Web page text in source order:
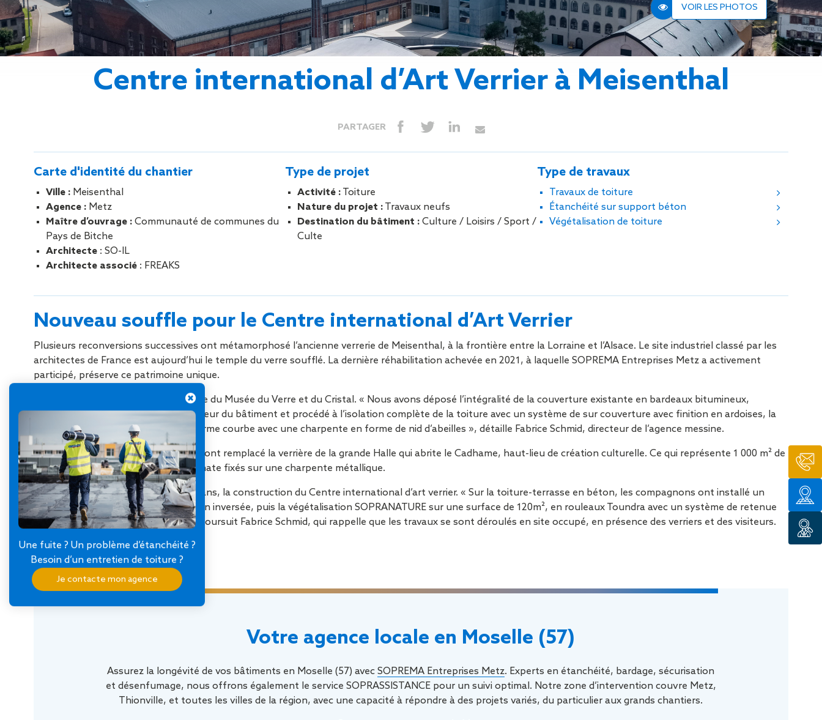
Pluviales (GEP)
Hygrométrie
Rafraichissement
adiabatique
Réfection
d’étanchéité
amiante/Désamiantage
Ventilation naturelle
Thermique par
l’Extérieur
Perméabilité
à l’air
Serrurerie
plat inaccessible
Entretien de
toiture-terrasse
accessible
Entretien de
toiture en amiante
Entretien des
installations d’eau
pluviale siphoïde
Petits travaux de
toiture
VOIR LES PHOTOS
Centre international d’Art Verrier à Meisenthal
PARTAGER
Carte d'identité du chantier
Ville : Meisenthal
Agence : Metz
Maître d’ouvrage : Communauté de communes du
Pays de Bitche
Architecte : SO-IL
Architecte associé : FREAKS
Type de projet
Activité : Toiture
Nature du projet : Travaux neufs
Destination du bâtiment : Culture / Loisirs / Sport /
Culte
Type de travaux
Travaux de toiture
Étanchéité sur support béton
Végétalisation de toiture
Nouveau souffle pour le Centre international d’Art Verrier
Plusieurs reconversions successives ont métamorphosé l’ancienne verrerie de Meisenthal, à la frontière entre la Lorraine et l’Alsace. Le site industriel classé par les
architectes de France est aujourd’hui le temple du verre soufflé. La dernière réhabilitation achevée en 2021, à laquelle SOPREMA Entreprises Metz a activement
participé, préserve ce patrimoine unique.
Première étape du chantier : la toiture du Musée du Verre et du Cristal. « Nous avons déposé l’intégralité de la couverture existante en bardeaux bitumineux,
renforcé la charpente bois par l’intérieur du bâtiment et procédé à l’isolation complète de la toiture avec un système de sur couverture avec finition en ardoises, la
contrainte de ce bâtiment était sa forme courbe avec une charpente en forme de nid d’abeilles », détaille Fabrice Schmid, directeur de l’agence messine.
A quelques mètres de là, ses équipes ont remplacé la verrière de la grande Halle qui abrite le Cadhame, haut-lieu de création culturelle. Ce qui représente 1 000 m² de
panneaux translucides en polycarbonate fixés sur une charpente métallique.
Dernier temps d’un chantier de trois ans, la construction du Centre international d’art verrier. « Sur la toiture-terrasse en béton, les compagnons ont installé un
complexe d’étanchéité et une isolation inversée, puis la végétalisation SOPRANATURE sur une surface de 120m², en rouleaux Toundra avec un système de retenue
en raison de la forte pente (48%) », poursuit Fabrice Schmid, qui rappelle que les travaux se sont déroulés en site occupé, en présence des verriers et des visiteurs.
Photos : Cloudy Prod – EV STUDIO
Votre agence locale en Moselle (57)
Assurez la longévité de vos bâtiments en Moselle (57) avecSOPREMA Entreprises Metz. Experts en étanchéité, bardage, sécurisation
et désenfumage, nous offrons également le service SOPRASSISTANCE pour un suivi optimal. Notre zone d’intervention couvre Metz,
Thionville, et toutes les villes de la région, avec une capacité à répondre à des projets variés, du particulier aux grands chantiers.
Une fuite ? Un problème d’étanchéité ?
Besoin d’un entretien de toiture ?
Je contacte mon agence